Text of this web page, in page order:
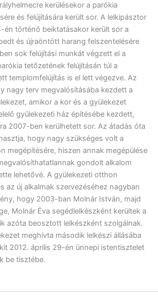
kerülésekor a parókia
és felújítására került sor. A lelkipásztor
én történő beiktatásakor került sor a
és újraöntött harang felszentelésére
sok felújítási munkát végzett el a
tetőzetének felújításán túl a
templomfelújítás is el lett végezve. Az
nagy terv megvalósításába kezdett a
amikor a kor és a gyülekezet
gyülekezeti ház építésébe kezdett,
2007-ben kerülhetett sor. Az átadás óta
hogy nagy szükséges volt a
megépítésére, hiszen annak megépülése
gondolt alkalom
lehetővé. A gyülekezeti otthon
az új alkalmak szervezéséhez nagyban
hogy 2003-ban Molnár István, majd
Molnár Éva segédlelkészként kerültek a
azóta beosztott lelkészként szolgálnak.
meghívta második lelkészi állásába
2012. április 29-én ünnepi istentisztelet
be tisztébe.